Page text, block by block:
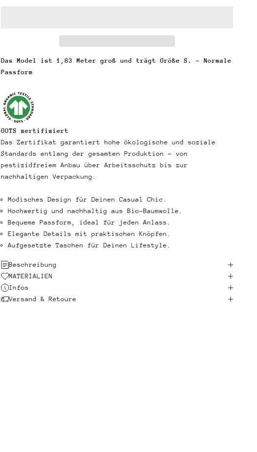
Das Model ist 1,83 Meter groß und trägt Größe S. - Normale
Passform
GOTS zertifiziert
Das Zertifikat garantiert hohe ökologische und soziale
Standards entlang der gesamten Produktion – von
pestizidfreiem Anbau über Arbeitsschutz bis zur
nachhaltigen Verpackung.
Modisches Design für Deinen Casual Chic.
Hochwertig und nachhaltig aus Bio-Baumwolle.
Bequeme Passform, ideal für jeden Anlass.
Elegante Details mit praktischen Knöpfen.
Aufgesetzte Taschen für Deinen Lifestyle.
Beschreibung
MATERIALIEN
Infos
Versand & Retoure